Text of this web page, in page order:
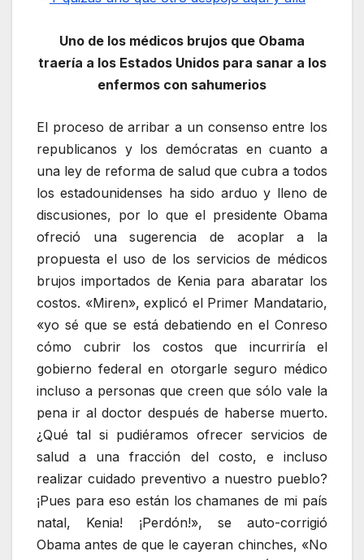
Uno de los médicos brujos que Obama
traería a los Estados Unidos para sanar a los
enfermos con sahumerios
El proceso de arribar a un consenso entre los
republicanos y los demócratas en cuanto a
una ley de reforma de salud que cubra a todos
los estadounidenses ha sido arduo y lleno de
discusiones, por lo que el presidente Obama
ofreció una sugerencia de acoplar a la
propuesta el uso de los servicios de médicos
brujos importados de Kenia para abaratar los
costos. «Miren», explicó el Primer Mandatario,
«yo sé que se está debatiendo en el Conreso
cómo cubrir los costos que incurriría el
gobierno federal en otorgarle seguro médico
incluso a personas que creen que sólo vale la
pena ir al doctor después de haberse muerto.
¿Qué tal si pudiéramos ofrecer servicios de
salud a una fracción del costo, e incluso
realizar cuidado preventivo a nuestro pueblo?
¡Pues para eso están los chamanes de mi país
natal, Kenia! ¡Perdón!», se auto-corrigió
Obama antes de que le cayeran chinches, «No